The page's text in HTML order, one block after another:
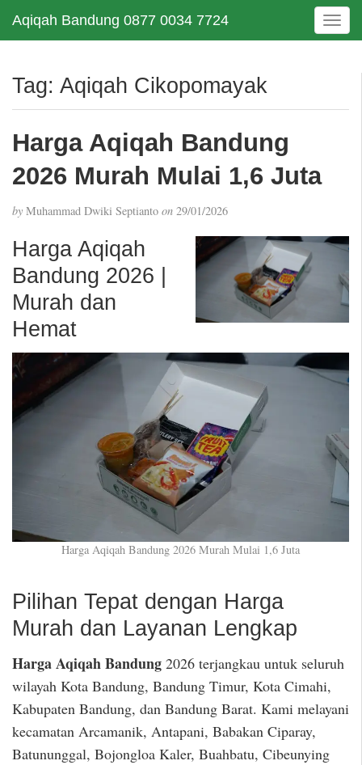
Aqiqah Bandung 0877 0034 7724
T
o
e
t
Tag: Aqiqah Cikopomayak
Harga Aqiqah Bandung
2026 Murah Mulai 1,6 Juta
by Muhammad Dwiki Septianto on 29/01/2026
Harga Aqiqah
Bandung 2026 |
Murah dan
Hemat
Harga Aqiqah Bandung 2026 Murah Mulai 1,6 Juta
Pilihan Tepat dengan Harga
Murah dan Layanan Lengkap
Harga Aqiqah Bandung 2026 terjangkau untuk seluruh
wilayah Kota Bandung, Bandung Timur, Kota Cimahi,
Kabupaten Bandung, dan Bandung Barat. Kami melayani
kecamatan Arcamanik, Antapani, Babakan Ciparay,
Batununggal, Bojongloa Kaler, Buahbatu, Cibeunying